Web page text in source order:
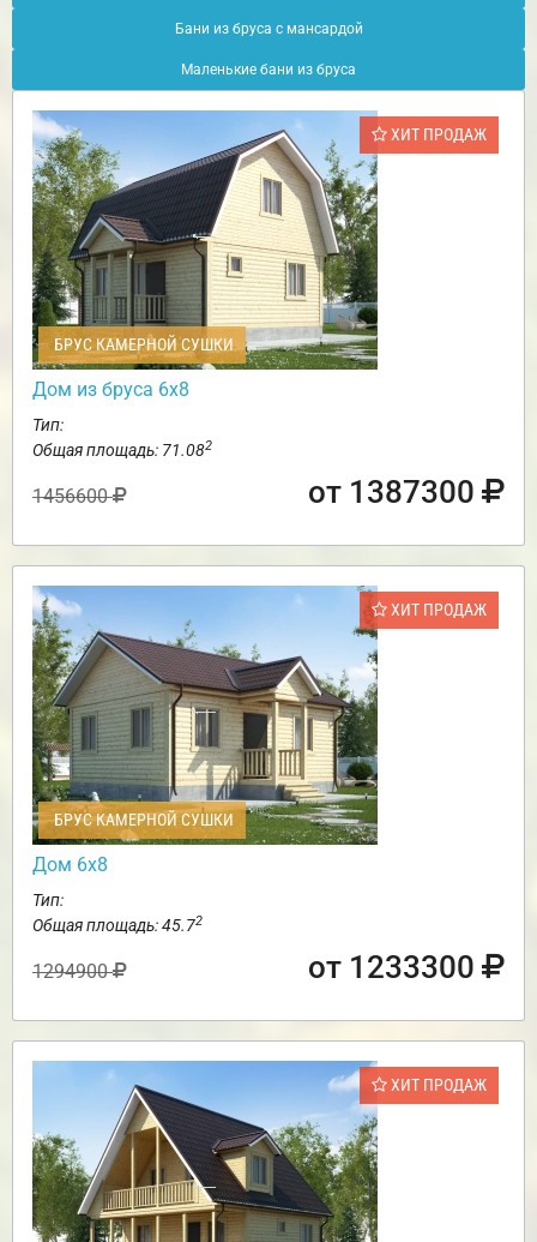
Бани из бруса с мансардой
Маленькие бани из бруса
ХИТ ПРОДАЖ
БРУС КАМЕРНОЙ СУШКИ
Дом из бруса 6х8
Тип:
Общая площадь: 71.082
1456600 от 1387300
ХИТ ПРОДАЖ
БРУС КАМЕРНОЙ СУШКИ
Дом 6х8
Тип:
Общая площадь: 45.72
1294900 от 1233300
ХИТ ПРОДАЖ